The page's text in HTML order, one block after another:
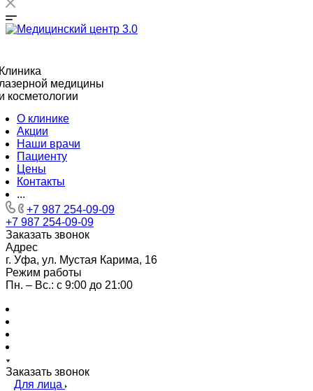
медицины
косметологии
О клинике
Акции
Наши врачи
Пациенту
Цены
Контакты
...
+7 987 254-09-09
+7 987 254-09-09
Заказать звонок
Адрес
г. Уфа, ул. Мустая Карима, 16
Режим работы
Пн. – Вс.: с 9:00 до 21:00
Заказать звонок
Для лица